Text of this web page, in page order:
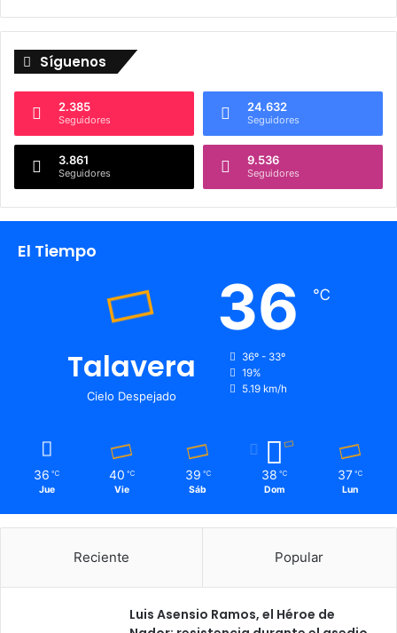
Síguenos
2.385
Seguidores
24.632
Seguidores
3.861
Seguidores
9.536
Seguidores
El Tiempo
Talavera
Cielo Despejado
36 ℃
36º - 33º
19%
5.19 km/h
36 ℃
Jue
40 ℃
Vie
39 ℃
Sáb
38 ℃
Dom
37 ℃
Lun
Reciente Popular
Luis Asensio Ramos, el Héroe de